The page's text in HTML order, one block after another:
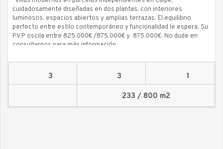
cuidadosamente diseñadas en dos plantas, con interiores
luminosos, espacios abiertos y amplias terrazas. El equilibrio
perfecto entre estilo contemporáneo y funcionalidad le espera. Su
P.V.P oscila entre 825.000€ /875.000€ y 875.000€. No dude en
consultarnos para más información.
3 3 1
233 / 800 m2